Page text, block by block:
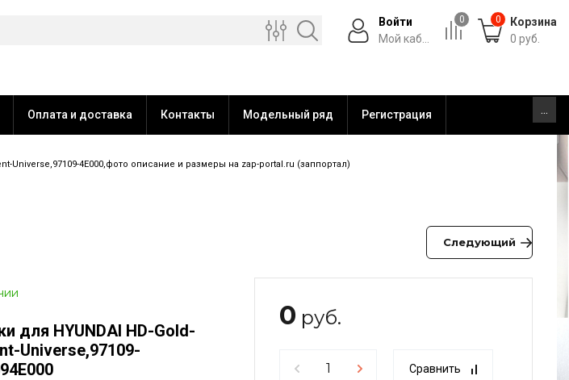
Войти
Мой каб...
0 0
Корзина
0 руб.
Оплата и доставка Контакты Модельный ряд Регистрация ...
Universe,97109-4E000,фото описание и размеры на zap-portal.ru (заппортал)
Следующий
для HYUNDAI HD-Gold-
Universe,97109-
0 руб.
Сравнить